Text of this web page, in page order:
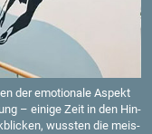
der emo­tio­na­le As­pekt
– ei­ni­ge Zeit in den Hin­
wuss­ten die meis­